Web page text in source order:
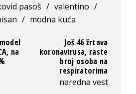
pasoš / valentino /
/ modna kuća
na
Još 46 žrtava
koronavirusa, raste
broj osoba na
respiratorima
naredna vest